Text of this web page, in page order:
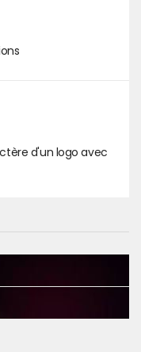
d'un logo avec